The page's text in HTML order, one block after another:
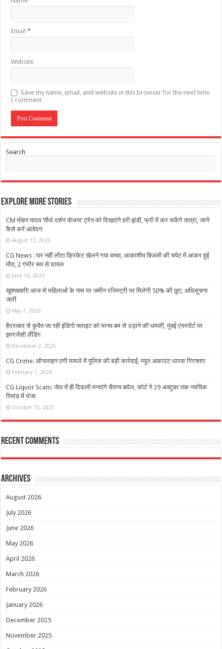
Email*
Website
Save my name, email, and website in this browser for the next time
I comment.
Search
Explore More Stories
CM मोहन यादव ‘तीर्थ दर्शन योजना’ ट्रेन को दिखाएंगे हरी झंडी, फ्री में कर सकेंगे यात्रा, जानें
कैसे करें आवेदन
August 13, 2025
CG News : घर नहीं लौटा क्रिकेट खेलने गया बच्चा, आकाशीय बिजली की चपेट में आकर हुई
मौत, 2 गंभीर रूप से घायल
June 16, 2025
खुशखबरी! आज से महिलाओं के नाम पर जमीन रजिस्ट्री पर मिलेगी 50% की छूट, अधिसूचना
जारी
May 7, 2026
हैदराबाद से कुवैत जा रही इंडिगो फ्लाइट को मानव बम से उड़ाने की धमकी, मुंबई एयरपोर्ट पर
इमरजेंसी लैंडिंग
December 2, 2025
CG Crime: ऑनलाइन ठगी मामले में पुलिस की बड़ी कार्रवाई, म्यूल अकाउंट धारक गिरफ्तार
February 7, 2026
CG Liquor Scam: जेल में ही दिवाली मनाएंगे चैतन्‍य बघेल, कोर्ट ने 29 अक्टूबर तक न्यायिक
रिमांड में भेजा
October 15, 2025
Recent Comments
Archives
August 2026
July 2026
June 2026
May 2026
April 2026
March 2026
February 2026
January 2026
December 2025
November 2025